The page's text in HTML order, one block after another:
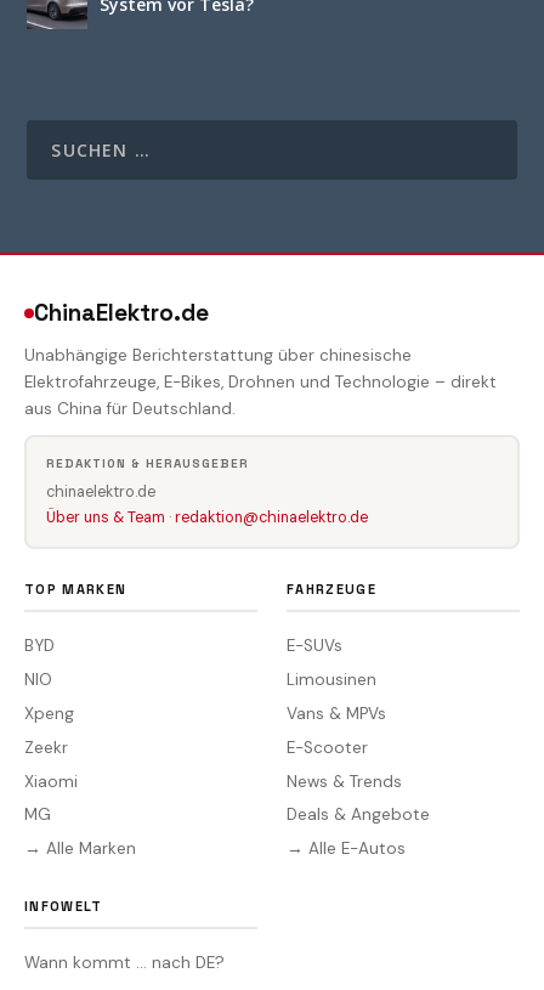
ChinaElektro.de
Unabhängige Berichterstattung über chinesische
Elektrofahrzeuge, E-Bikes, Drohnen und Technologie – direkt
aus China für Deutschland.
REDAKTION & HERAUSGEBER
chinaelektro.de
Über uns & Team ·redaktion@chinaelektro.de
TOP MARKEN
BYD
NIO
Xpeng
Zeekr
Xiaomi
MG
→ Alle Marken
FAHRZEUGE
E-SUVs
Limousinen
Vans & MPVs
E-Scooter
News & Trends
Deals & Angebote
→ Alle E-Autos
INFOWELT
Wann kommt … nach DE?